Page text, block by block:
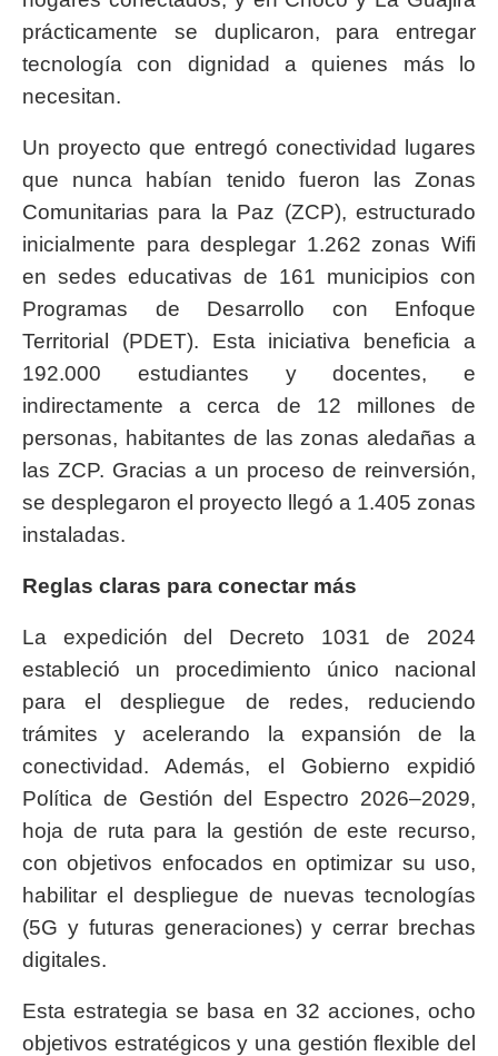
prácticamente se duplicaron, para entregar
tecnología con dignidad a quienes más lo
necesitan.
Un proyecto que entregó conectividad lugares
que nunca habían tenido fueron las Zonas
Comunitarias para la Paz (ZCP), estructurado
inicialmente para desplegar 1.262 zonas Wifi
en sedes educativas de 161 municipios con
Programas de Desarrollo con Enfoque
Territorial (PDET). Esta iniciativa beneficia a
192.000 estudiantes y docentes, e
indirectamente a cerca de 12 millones de
personas, habitantes de las zonas aledañas a
las ZCP. Gracias a un proceso de reinversión,
se desplegaron el proyecto llegó a 1.405 zonas
instaladas.
Reglas claras para conectar más
La expedición del Decreto 1031 de 2024
estableció un procedimiento único nacional
para el despliegue de redes, reduciendo
trámites y acelerando la expansión de la
conectividad. Además, el Gobierno expidió
Política de Gestión del Espectro 2026–2029,
hoja de ruta para la gestión de este recurso,
con objetivos enfocados en optimizar su uso,
habilitar el despliegue de nuevas tecnologías
(5G y futuras generaciones) y cerrar brechas
digitales.
Esta estrategia se basa en 32 acciones, ocho
objetivos estratégicos y una gestión flexible del